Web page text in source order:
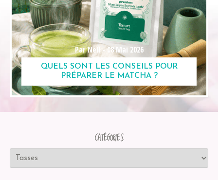
Par Nell -08 Mai 2026
QUELS SONT LES CONSEILS POUR
PRÉPARER LE MATCHA ?
CATÉGORIES